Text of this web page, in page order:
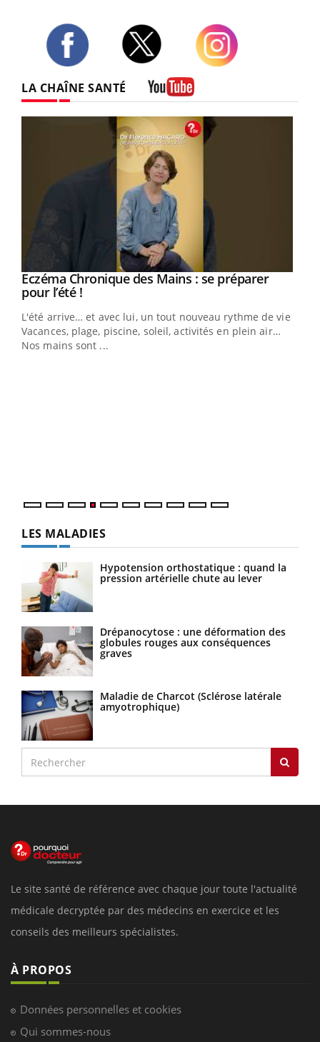
LA CHAÎNE SANTÉ
Youtube
Eczéma Chronique des Mains : se préparer
pour l’été !Youtube
L'été arrive… et avec lui, un tout nouveau rythme de vie !
Vacances, plage, piscine, soleil, activités en plein air…
Nos mains sont ...
LES MALADIES
Hypotension orthostatique : quand la
pression artérielle chute au lever
Drépanocytose : une déformation des
globules rouges aux conséquences
graves
Maladie de Charcot (Sclérose latérale
amyotrophique)
Le site santé de référence avec chaque jour toute l'actualité
médicale decryptée par des médecins en exercice et les
conseils des meilleurs spécialistes.
À PROPOS
Données personnelles et cookies
Qui sommes-nous